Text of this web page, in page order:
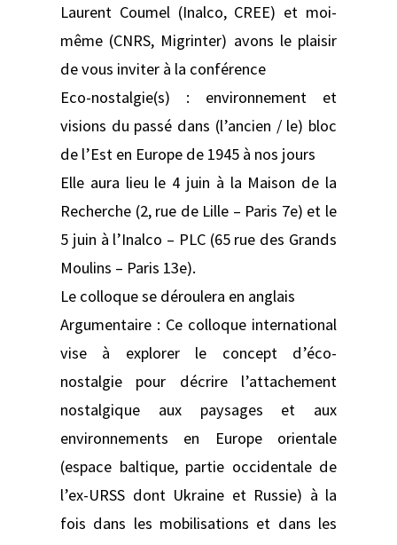
Laurent Coumel (Inalco, CREE) et moi-
même (CNRS, Migrinter) avons le plaisir
de vous inviter à la conférence
Eco-nostalgie(s) : environnement et
visions du passé dans (l’ancien / le) bloc
de l’Est en Europe de 1945 à nos jours
Elle aura lieu le 4 juin à la Maison de la
Recherche (2, rue de Lille – Paris 7e) et le
5 juin à l’Inalco – PLC (65 rue des Grands
Moulins – Paris 13e).
Le colloque se déroulera en anglais
Argumentaire : Ce colloque international
vise à explorer le concept d’éco-
nostalgie pour décrire l’attachement
nostalgique aux paysages et aux
environnements en Europe orientale
(espace baltique, partie occidentale de
l’ex-URSS dont Ukraine et Russie) à la
fois dans les mobilisations et dans les